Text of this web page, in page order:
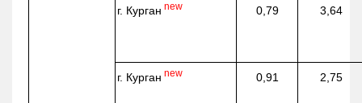
г. Курган new 0,79 3,64
г. Курган new 0,91 2,75